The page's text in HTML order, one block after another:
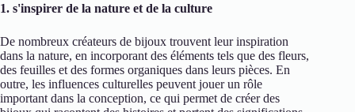
1. s'inspirer de la nature et de la culture
De nombreux créateurs de bijoux trouvent leur inspiration
dans la nature, en incorporant des éléments tels que des fleurs,
des feuilles et des formes organiques dans leurs pièces. En
outre, les influences culturelles peuvent jouer un rôle
important dans la conception, ce qui permet de créer des